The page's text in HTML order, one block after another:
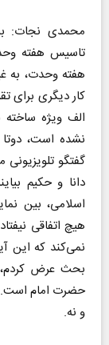
محمدی نجات:
تاسیس هفته
هفته وحدت، به
الف ویژه
نشده است،
گفتگو
دانا و حکیم
اسلامی، بین
هیچ اتفاقی
نمی‌کند که این
بحث عرض
حضرت امام
و نه.